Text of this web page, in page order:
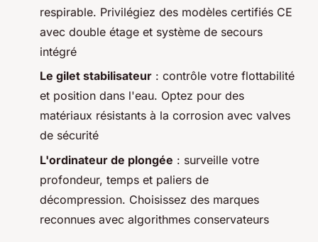
respirable. Privilégiez des modèles certifiés CE
avec double étage et système de secours
intégré
Le gilet stabilisateur : contrôle votre flottabilité
et position dans l'eau. Optez pour des
matériaux résistants à la corrosion avec valves
de sécurité
L'ordinateur de plongée : surveille votre
profondeur, temps et paliers de
décompression. Choisissez des marques
reconnues avec algorithmes conservateurs